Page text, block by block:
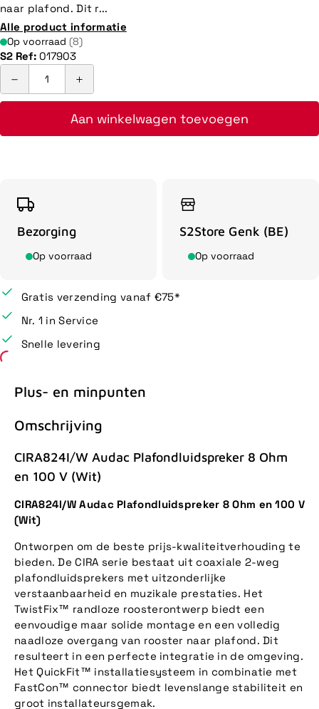
naar plafond. Dit r...
Alle product informatie
Op voorraad (8)
S2 Ref: 017903
Aan winkelwagen toevoegen
Bezorging
Op voorraad
S2Store Genk (BE)
Op voorraad
Gratis verzending vanaf €75*
Nr. 1 in Service
Snelle levering
Plus- en minpunten
Omschrijving
CIRA824I/W Audac Plafondluidspreker 8 Ohm
en 100 V (Wit)
CIRA824I/W Audac Plafondluidspreker 8 Ohm en 100 V
(Wit)
Ontworpen om de beste prijs-kwaliteitverhouding te
bieden. De CIRA serie bestaat uit coaxiale 2-weg
plafondluidsprekers met uitzonderlijke
verstaanbaarheid en muzikale prestaties. Het
TwistFix™ randloze roosterontwerp biedt een
eenvoudige maar solide montage en een volledig
naadloze overgang van rooster naar plafond. Dit
resulteert in een perfecte integratie in de omgeving.
Het QuickFit™ installatiesysteem in combinatie met
FastCon™ connector biedt levenslange stabiliteit en
groot installateursgemak.